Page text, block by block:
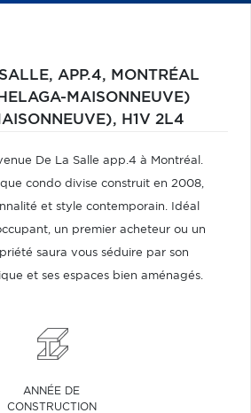
APP.4, MONTRÉAL
MAISONNEUVE)
H1V 2L4
De La Salle app.4 à Montréal.
condo divise construit en 2008,
et style contemporain. Idéal
un premier acheteur ou un
saura vous séduire par son
et ses espaces bien aménagés.
ANNÉE DE
CONSTRUCTION